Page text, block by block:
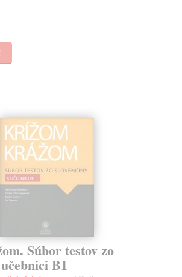
Súbor testov zo
B1